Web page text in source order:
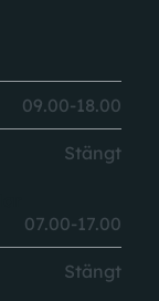
09.00-18.00
Stängt
07.00-17.00
Stängt